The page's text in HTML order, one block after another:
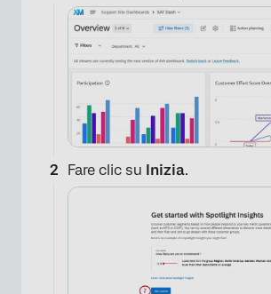
Fare clic su Inizia.